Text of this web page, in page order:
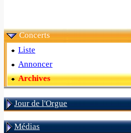
Concerts
Liste
Annoncer
Archives
Jour de l'Orgue
Médias